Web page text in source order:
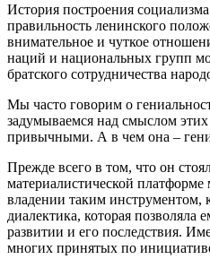
История построения
правильность ленинского
внимательное и чуткое
наций и национальных групп
братского сотрудничества
Мы часто говорим о
задумываемся над смыслом этих
привычными. А в чем она –
Прежде всего в том, что он
материалистической платформе
владении таким инструментом,
диалектика, которая позволяла
развитии и его последствия.
многих принятых по